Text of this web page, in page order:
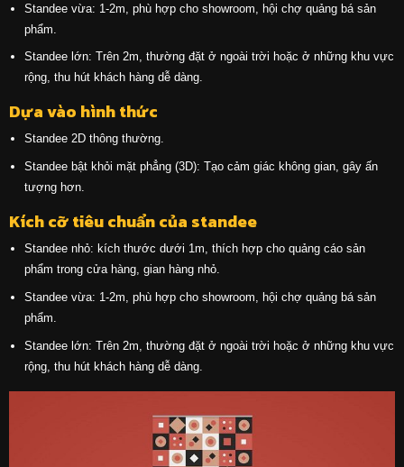
Standee vừa: 1-2m, phù hợp cho showroom, hội chợ quảng bá sản
phẩm.
Standee lớn: Trên 2m, thường đặt ở ngoài trời hoặc ở những khu vực
rộng, thu hút khách hàng dễ dàng.
Dựa vào hình thức
Standee 2D thông thường.
Standee bật khỏi mặt phẳng (3D): Tạo cảm giác không gian, gây ấn
tượng hơn.
Kích cỡ tiêu chuẩn của standee
Standee nhỏ: kích thước dưới 1m, thích hợp cho quảng cáo sản
phẩm trong cửa hàng, gian hàng nhỏ.
Standee vừa: 1-2m, phù hợp cho showroom, hội chợ quảng bá sản
phẩm.
Standee lớn: Trên 2m, thường đặt ở ngoài trời hoặc ở những khu vực
rộng, thu hút khách hàng dễ dàng.